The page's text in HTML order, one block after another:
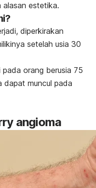
alasan estetika.
diperkirakan
setelah usia 30
pada orang berusia 75
dapat muncul pada
angioma